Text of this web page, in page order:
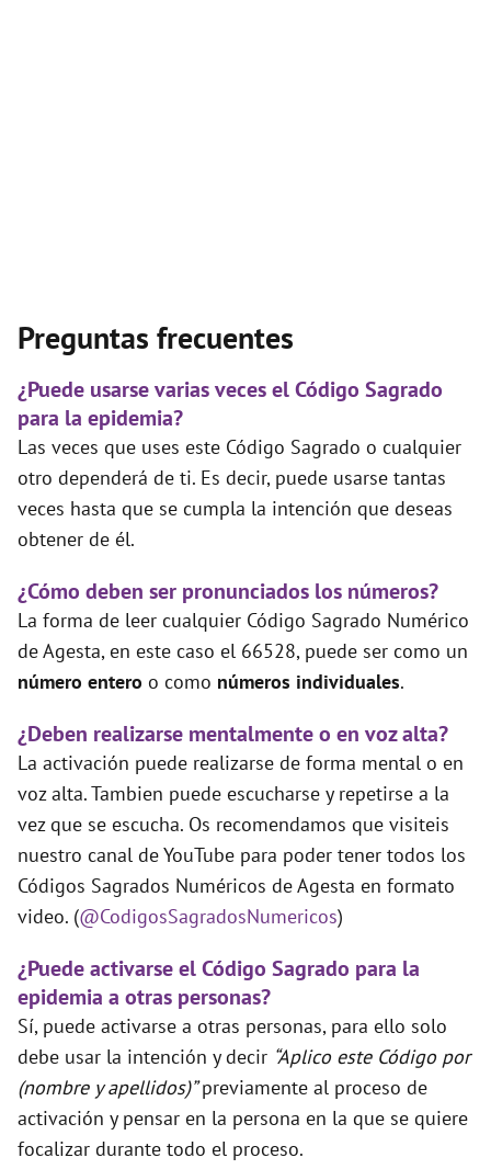
Preguntas frecuentes
¿Puede usarse varias veces el Código Sagrado
para la epidemia?
Las veces que uses este Código Sagrado o cualquier
otro dependerá de ti. Es decir, puede usarse tantas
veces hasta que se cumpla la intención que deseas
obtener de él.
¿Cómo deben ser pronunciados los números?
La forma de leer cualquier Código Sagrado Numérico
de Agesta, en este caso el 66528, puede ser como un
número entero o como números individuales.
¿Deben realizarse mentalmente o en voz alta?
La activación puede realizarse de forma mental o en
voz alta. Tambien puede escucharse y repetirse a la
vez que se escucha. Os recomendamos que visiteis
nuestro canal de YouTube para poder tener todos los
Códigos Sagrados Numéricos de Agesta en formato
video. (@CodigosSagradosNumericos)
¿Puede activarse el Código Sagrado para la
epidemia a otras personas?
Sí, puede activarse a otras personas, para ello solo
debe usar la intención y decir “Aplico este Código por
(nombre y apellidos)”previamente al proceso de
activación y pensar en la persona en la que se quiere
focalizar durante todo el proceso.